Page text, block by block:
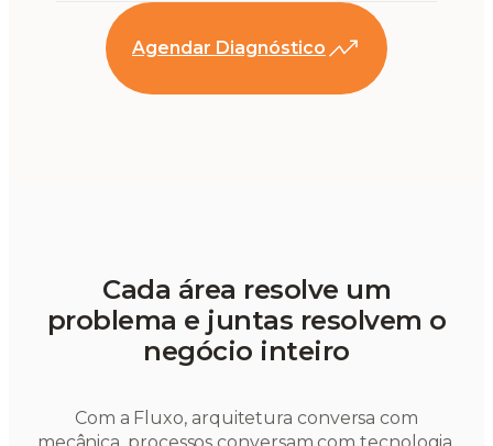
Agendar Diagnóstico
Cada área resolve um
problema e juntas resolvem o
negócio inteiro
Com a Fluxo, arquitetura conversa com